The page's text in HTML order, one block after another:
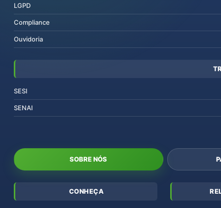
LGPD
Compliance
Ouvidoria
SESI
SENAI
SOBRE NÓS
CONHEÇA